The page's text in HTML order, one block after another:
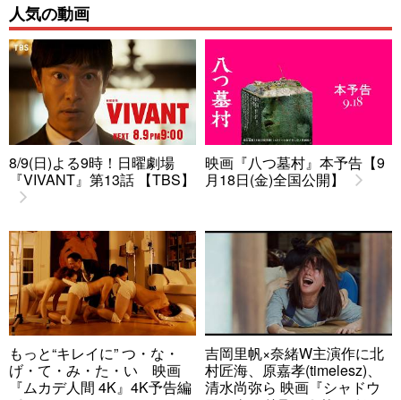
人気の動画
8/9(日)よる9時！日曜劇場
『VIVANT』第13話 【TBS】
映画『八つ墓村』本予告【9
月18日(金)全国公開】
もっと“キレイに” つ・な・
げ・て・み・た・い 映画
『ムカデ人間 4K』4K予告編
吉岡里帆×奈緒W主演作に北
村匠海、原嘉孝(timelesz)、
清水尚弥ら 映画『シャドウ